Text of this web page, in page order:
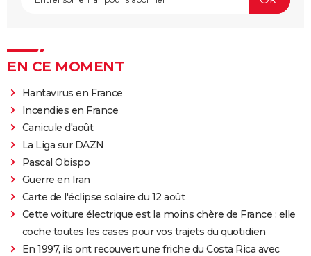
EN CE MOMENT
Hantavirus en France
Incendies en France
Canicule d'août
La Liga sur DAZN
Pascal Obispo
Guerre en Iran
Carte de l'éclipse solaire du 12 août
Cette voiture électrique est la moins chère de France : elle
coche toutes les cases pour vos trajets du quotidien
En 1997, ils ont recouvert une friche du Costa Rica avec